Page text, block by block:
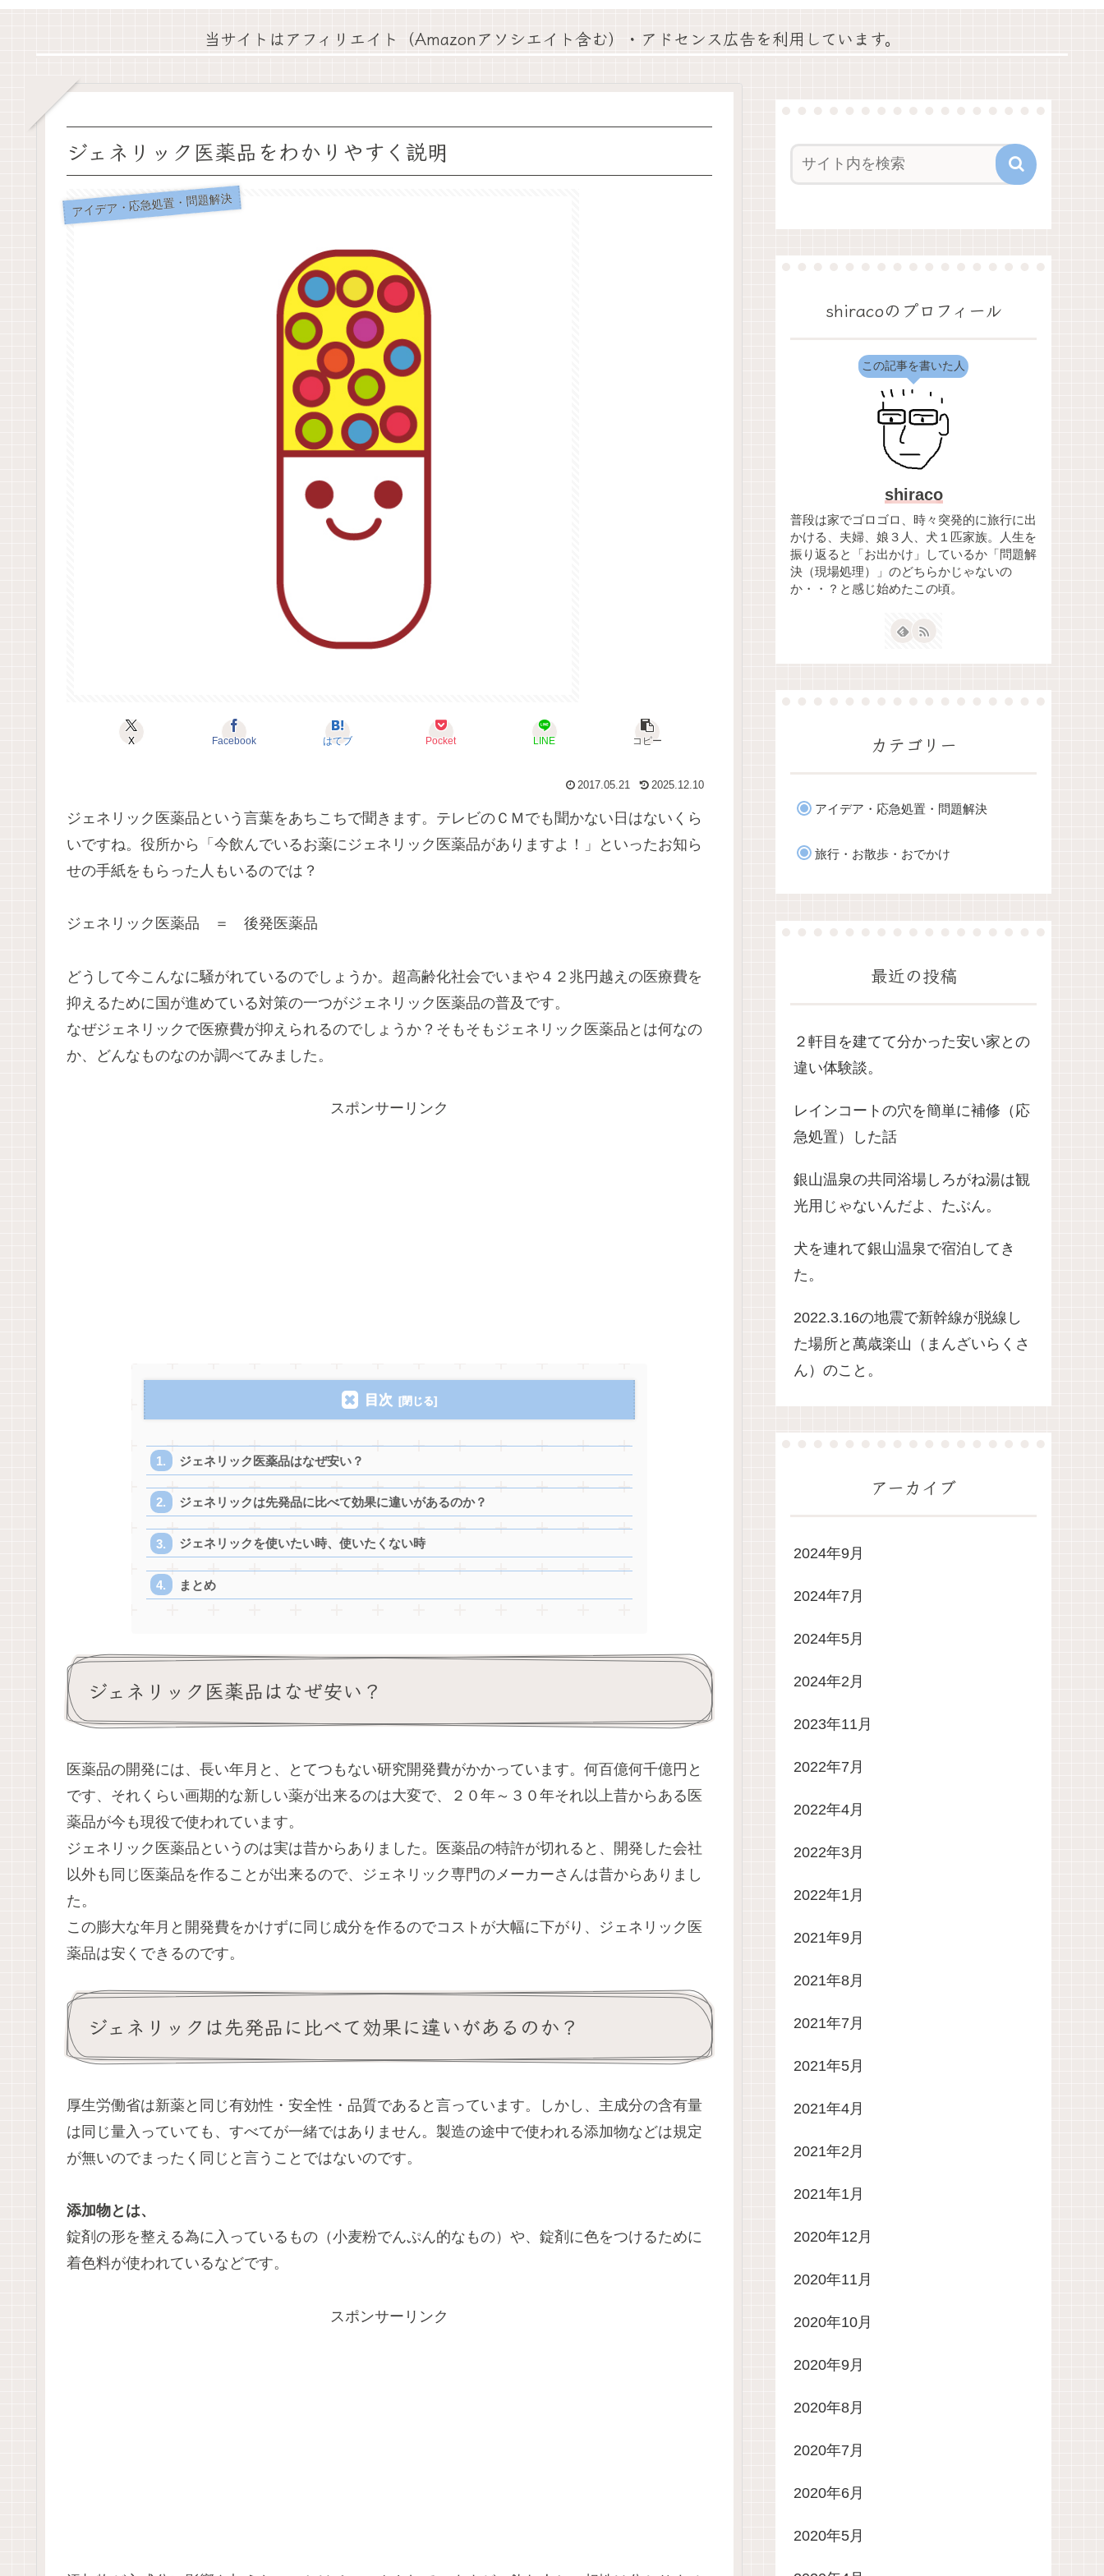
当サイトはアフィリエイト（Amazonアソシエイト含む）・アドセンス広告を利用しています。
ジェネリック医薬品をわかりやすく説明
アイデア・応急処置・問題解決
X Facebook はてブ Pocket LINE コピー
2017.05.21 2025.12.10
ジェネリック医薬品という言葉をあちこちで聞きます。テレビのＣＭでも聞かない日はないくら
いですね。役所から「今飲んでいるお薬にジェネリック医薬品がありますよ！」といったお知ら
せの手紙をもらった人もいるのでは？
ジェネリック医薬品 ＝ 後発医薬品
どうして今こんなに騒がれているのでしょうか。超高齢化社会でいまや４２兆円越えの医療費を
抑えるために国が進めている対策の一つがジェネリック医薬品の普及です。
なぜジェネリックで医療費が抑えられるのでしょうか？そもそもジェネリック医薬品とは何なの
か、どんなものなのか調べてみました。
スポンサーリンク
目次
ジェネリック医薬品はなぜ安い？
ジェネリックは先発品に比べて効果に違いがあるのか？
ジェネリックを使いたい時、使いたくない時
まとめ
ジェネリック医薬品はなぜ安い？
医薬品の開発には、長い年月と、とてつもない研究開発費がかかっています。何百億何千億円と
です、それくらい画期的な新しい薬が出来るのは大変で、２０年～３０年それ以上昔からある医
薬品が今も現役で使われています。
ジェネリック医薬品というのは実は昔からありました。医薬品の特許が切れると、開発した会社
以外も同じ医薬品を作ることが出来るので、ジェネリック専門のメーカーさんは昔からありまし
た。
この膨大な年月と開発費をかけずに同じ成分を作るのでコストが大幅に下がり、ジェネリック医
薬品は安くできるのです。
ジェネリックは先発品に比べて効果に違いがあるのか？
厚生労働省は新薬と同じ有効性・安全性・品質であると言っています。しかし、主成分の含有量
は同じ量入っていても、すべてが一緒ではありません。製造の途中で使われる添加物などは規定
が無いのでまったく同じと言うことではないのです。
添加物とは、
錠剤の形を整える為に入っているもの（小麦粉でんぷん的なもの）や、錠剤に色をつけるために
着色料が使われているなどです。
スポンサーリンク
shiracoのプロフィール
この記事を書いた人
shiraco
普段は家でゴロゴロ、時々突発的に旅行に出
かける、夫婦、娘３人、犬１匹家族。人生を
振り返ると「お出かけ」しているか「問題解
決（現場処理）」のどちらかじゃないの
か・・？と感じ始めたこの頃。
カテゴリー
アイデア・応急処置・問題解決
旅行・お散歩・おでかけ
最近の投稿
２軒目を建てて分かった安い家との
違い体験談。
レインコートの穴を簡単に補修（応
急処置）した話
銀山温泉の共同浴場しろがね湯は観
光用じゃないんだよ、たぶん。
犬を連れて銀山温泉で宿泊してき
た。
2022.3.16の地震で新幹線が脱線し
た場所と萬歳楽山（まんざいらくさ
ん）のこと。
アーカイブ
2024年9月
2024年7月
2024年5月
2024年2月
2023年11月
2022年7月
2022年4月
2022年3月
2022年1月
2021年9月
2021年8月
2021年7月
2021年5月
2021年4月
2021年2月
2021年1月
2020年12月
2020年11月
2020年10月
2020年9月
2020年8月
2020年7月
2020年6月
2020年5月